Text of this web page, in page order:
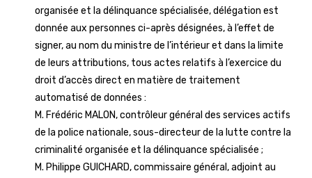
organisée et la délinquance spécialisée, délégation est
donnée aux personnes ci-après désignées, à l’effet de
signer, au nom du ministre de l’intérieur et dans la limite
de leurs attributions, tous actes relatifs à l’exercice du
droit d’accès direct en matière de traitement
automatisé de données :
M. Frédéric MALON, contrôleur général des services actifs
de la police nationale, sous-directeur de la lutte contre la
criminalité organisée et la délinquance spécialisée ;
M. Philippe GUICHARD, commissaire général, adjoint au